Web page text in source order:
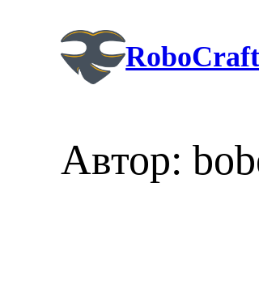
содержимому
Автор: